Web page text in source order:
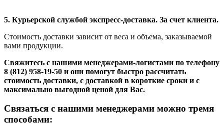
5. Курьерской службой экспресс-доставка. За счет клиента.
Стоимость доставки зависит от веса и объема, заказываемой
вами продукции.
Свяжитесь с нашими менеджерами-логистами по телефону
8 (812) 958-19-50 и они помогут быстро рассчитать
стоимость доставки, с доставкой в короткие сроки и с
максимально выгодной ценой для Вас.
Связаться с нашими менеджерами можно тремя
способами: